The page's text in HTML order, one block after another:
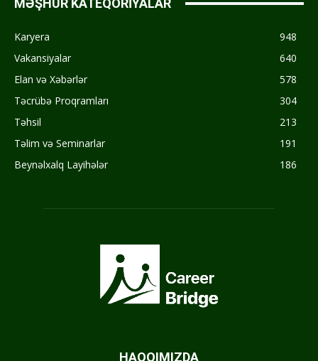
MƏŞHUR KATEQORİYALAR
Karyera
948
Vakansiyalar
640
Elan və Xəbərlər
578
Təcrübə Proqramları
304
Təhsil
213
Təlim və Seminarlar
191
Beynəlxalq Layihələr
186
HAQQIMIZDA